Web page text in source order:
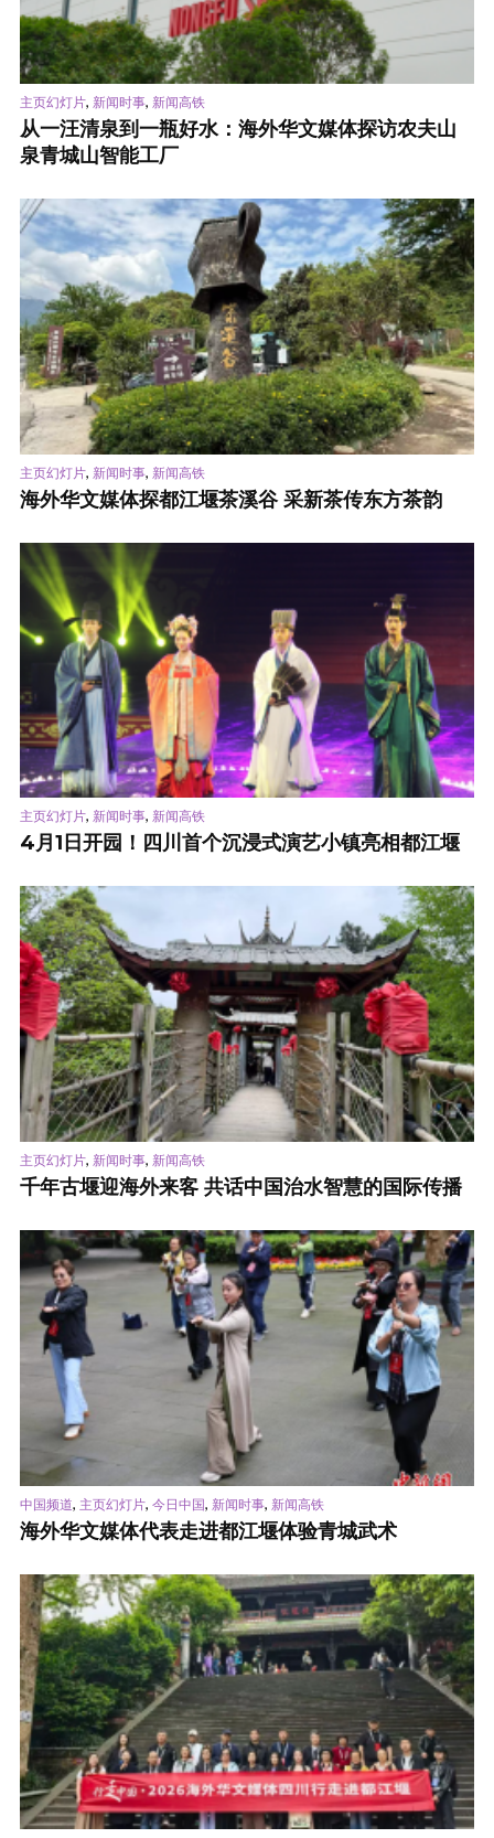
主页幻灯片, 新闻时事, 新闻高铁
从一汪清泉到一瓶好水：海外华文媒体探访农夫山
泉青城山智能工厂
主页幻灯片, 新闻时事, 新闻高铁
海外华文媒体探都江堰茶溪谷 采新茶传东方茶韵
主页幻灯片, 新闻时事, 新闻高铁
4月1日开园！四川首个沉浸式演艺小镇亮相都江堰
主页幻灯片, 新闻时事, 新闻高铁
千年古堰迎海外来客 共话中国治水智慧的国际传播
中国频道, 主页幻灯片, 今日中国, 新闻时事, 新闻高铁
海外华文媒体代表走进都江堰体验青城武术